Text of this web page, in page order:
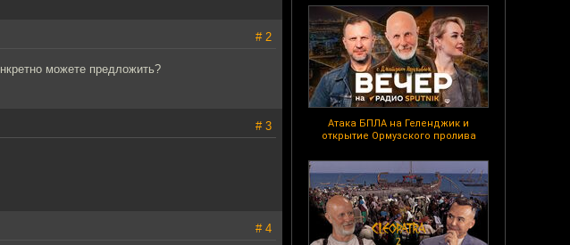
Атака БПЛА на Геленджик и
открытие Ормузского пролива
# 2
можете предложить?
# 3
# 4